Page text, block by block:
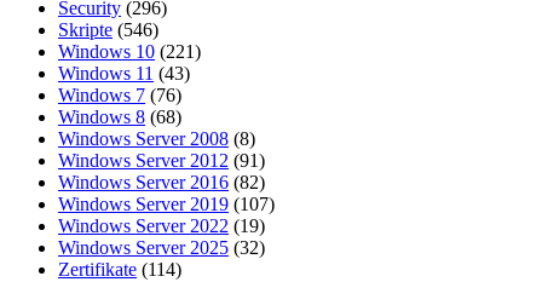
Security (296)
Skripte (546)
Windows 10 (221)
Windows 11 (43)
Windows 7 (76)
Windows 8 (68)
Windows Server 2008 (8)
Windows Server 2012 (91)
Windows Server 2016 (82)
Windows Server 2019 (107)
Windows Server 2022 (19)
Windows Server 2025 (32)
Zertifikate (114)